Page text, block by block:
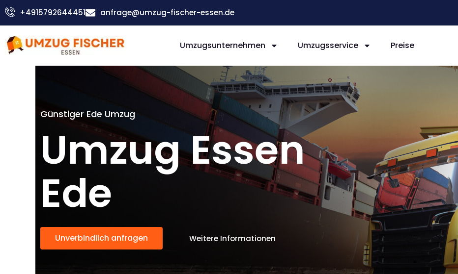
Zum
Inhalt
+4915792644451 anfrage@umzug-fischer-essen.de
Umzugsunternehmen Umzugsservice Preise
Günstiger Ede Umzug
Umzug Essen
Ede
Unverbindlich anfragen Weitere Informationen